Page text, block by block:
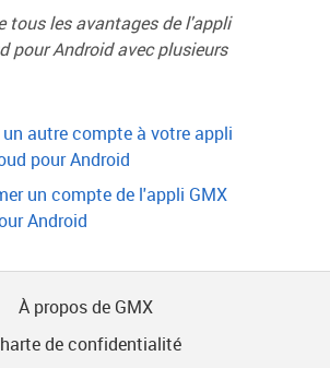
tous les avantages de l'appli
pour Android avec plusieurs
autre compte à votre appli
pour Android
un compte de l'appli GMX
Android
À propos de GMX
de confidentialité